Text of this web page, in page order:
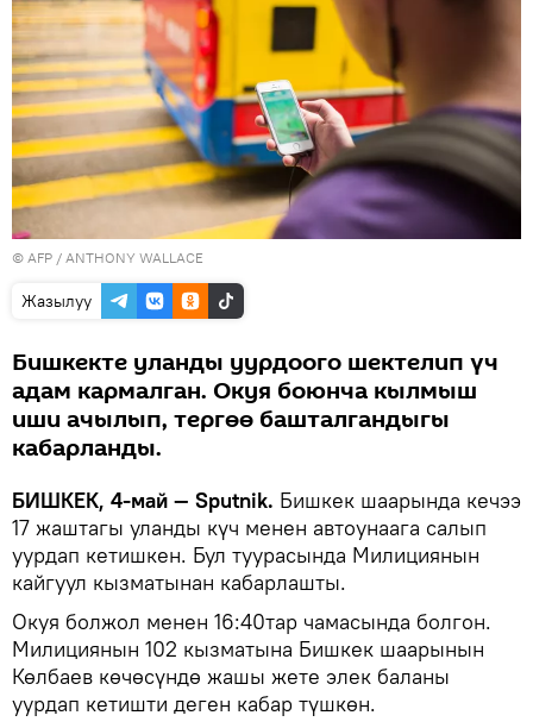
© AFP / ANTHONY WALLACE
Жазылуу
Бишкекте уланды уурдоого шектелип үч
адам кармалган. Окуя боюнча кылмыш
иши ачылып, тергөө башталгандыгы
кабарланды.
БИШКЕК, 4-май — Sputnik. Бишкек шаарында кечээ
17 жаштагы уланды күч менен автоунаага салып
уурдап кетишкен. Бул туурасында Милициянын
кайгуул кызматынан кабарлашты.
Окуя болжол менен 16:40тар чамасында болгон.
Милициянын 102 кызматына Бишкек шаарынын
Көлбаев көчөсүндө жашы жете элек баланы
уурдап кетишти деген кабар түшкөн.